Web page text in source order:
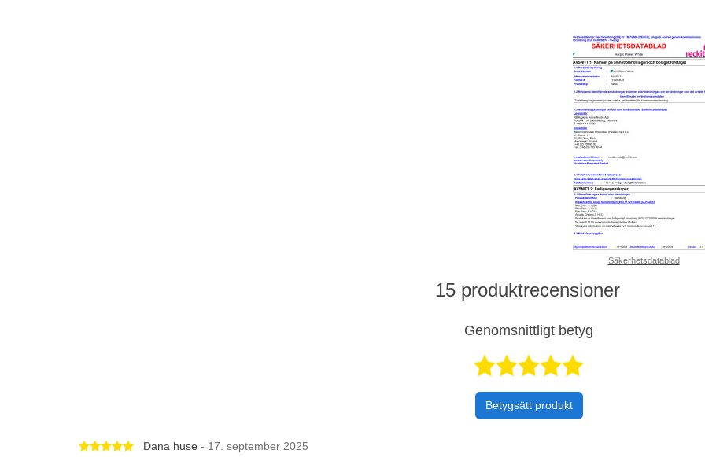
Säkerhetsdatablad
15 produktrecensioner
Genomsnittligt betyg
Betygsatt
Betygsätt produkt
Betygsatt 5 av 5 stjärnor
Dana huse - 17. september 2025